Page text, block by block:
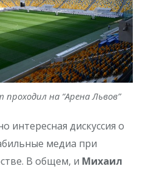
проходил на “Арена Львов”
интересная дискуссия о
медиа при
В общем, и Михаил